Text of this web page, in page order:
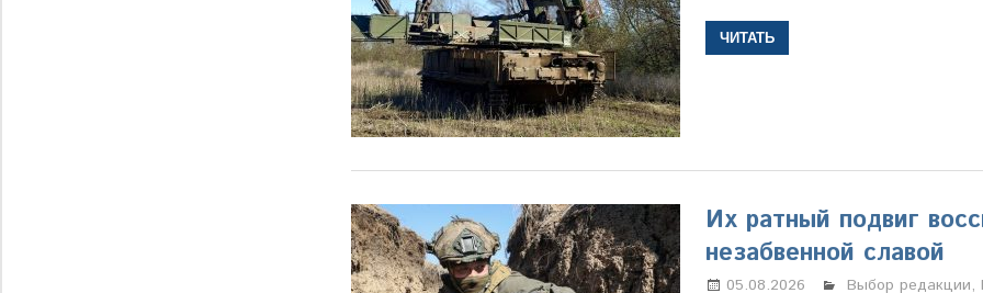
ЧИТАТЬ
Их ратный подвиг
незабвенной славой
05.08.2026 Марина
Выбор редакции,